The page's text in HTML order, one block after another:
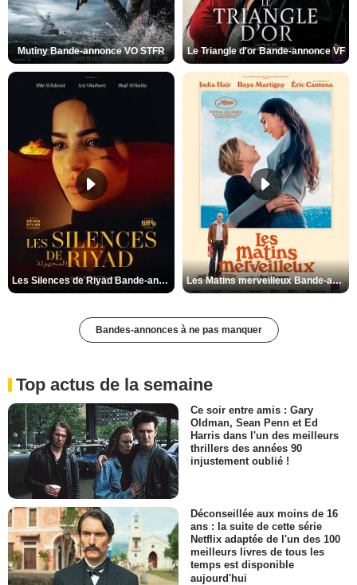
Mutiny Bande-annonce VO STFR Le Triangle d'or Bande-annonce VF
Les Silences de Riyad Bande-annonce VO STFR Les Matins merveilleux Bande-annonce VF
Bandes-annonces à ne pas manquer
Top actus de la semaine
Ce soir entre amis : Gary
Oldman, Sean Penn et Ed
Harris dans l'un des meilleurs
thrillers des années 90
injustement oublié !
Déconseillée aux moins de 16
ans : la suite de cette série
Netflix adaptée de l'un des 100
meilleurs livres de tous les
temps est disponible
aujourd'hui